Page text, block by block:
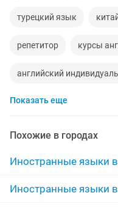
турецкий язык
репетитор курсы
английский
курсы русского языка
курсы китайского языка
3 месяца репетитор
Показать еще
Похожие в городах
Иностранные языки
Иностранные языки